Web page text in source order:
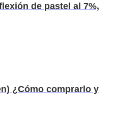
de pastel al 7%,
¿Cómo comprarlo y